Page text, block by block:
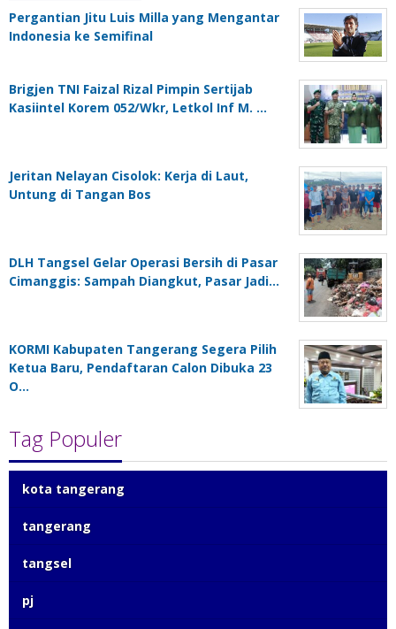
Pergantian Jitu Luis Milla yang Mengantar
Indonesia ke Semifinal
Brigjen TNI Faizal Rizal Pimpin Sertijab
Kasiintel Korem 052/Wkr, Letkol Inf M. …
Jeritan Nelayan Cisolok: Kerja di Laut,
Untung di Tangan Bos
DLH Tangsel Gelar Operasi Bersih di Pasar
Cimanggis: Sampah Diangkut, Pasar Jadi…
KORMI Kabupaten Tangerang Segera Pilih
Ketua Baru, Pendaftaran Calon Dibuka 23
O…
Tag Populer
kota tangerang
tangerang
tangsel
pj